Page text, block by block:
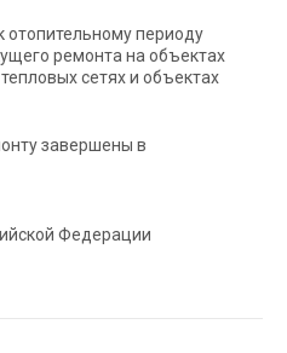
отопительному периоду
ремонта на объектах
сетях и объектах
завершены в
Федерации